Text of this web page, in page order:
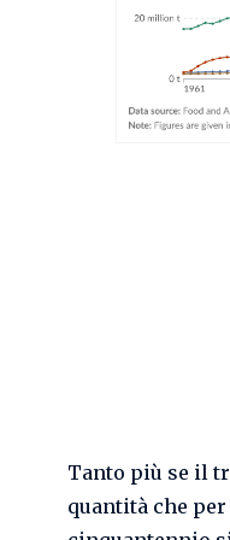
Tanto più se il
quantità che